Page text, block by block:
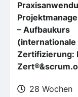
– Aufbaukurs
(internationale
Zertifizierung:
28 Wochen